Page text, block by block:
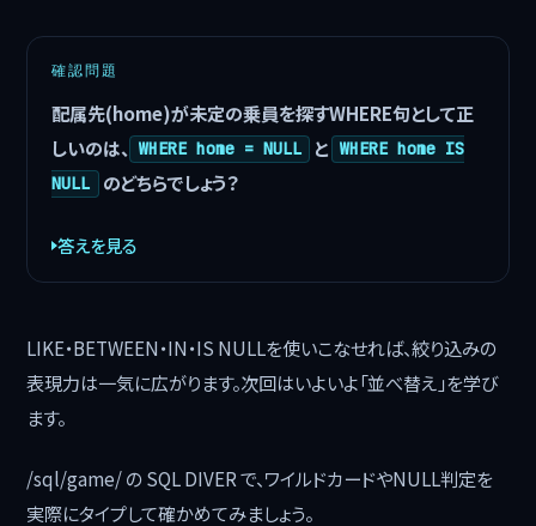
確認問題
配属先(home)が未定の乗員を探すWHERE句として正
しいのは、 WHERE home = NULL と WHERE home IS
NULL のどちらでしょう？
答えを見る
LIKE・BETWEEN・IN・IS NULLを使いこなせれば、絞り込みの
表現力は一気に広がります。次回はいよいよ「並べ替え」を学び
ます。
/sql/game/ の SQL DIVER で、ワイルドカードやNULL判定を
実際にタイプして確かめてみましょう。